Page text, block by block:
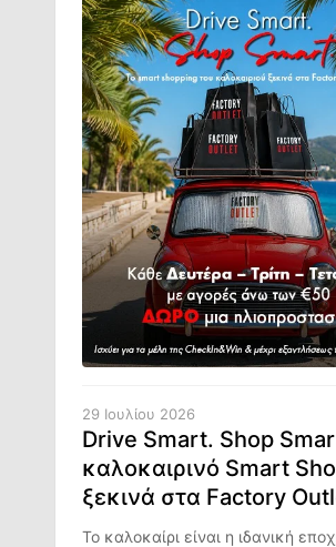
29 Ιουλίου 2026
Drive Smart. Shop
καλοκαιρινό Smart
ξεκινά στα Factory
Το καλοκαίρι είναι η ιδανική